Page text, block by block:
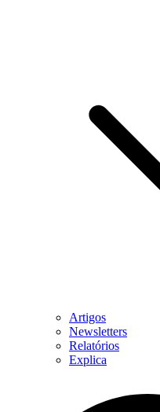
Artigos
Newsletters
Relatórios
Explica